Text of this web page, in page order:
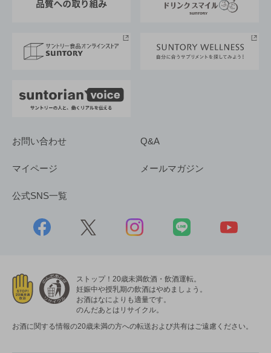
採用情報
お問い合わせ Q&A
マイページ メールマガジン
公式SNS一覧
ストップ！20歳未満飲酒・飲酒運転。
妊娠中や授乳期の飲酒はやめましょう。
お酒はなによりも適量です。
のんだあとはリサイクル。
お酒に関する情報の20歳未満の方への転送および共有はご遠慮ください。